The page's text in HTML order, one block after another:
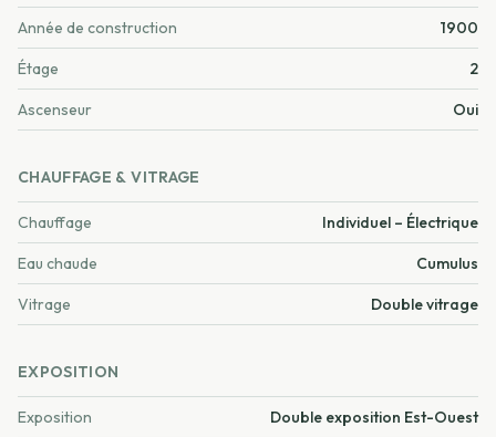
Année de construction 1900
Étage 2
Ascenseur Oui
CHAUFFAGE & VITRAGE
Chauffage Individuel – Électrique
Eau chaude Cumulus
Vitrage Double vitrage
EXPOSITION
Exposition Double exposition Est-Ouest